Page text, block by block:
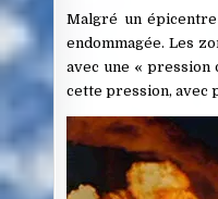
Malgré un
endommagée. Les
avec une « pression
cette pression, avec